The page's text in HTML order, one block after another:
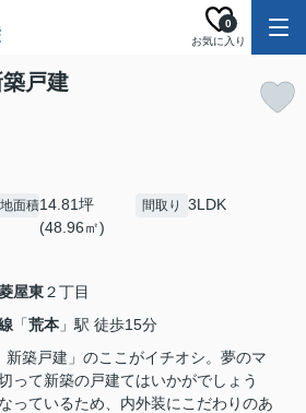
お気に入り
0
戸建
面積14.81坪
(48.96㎡)
間取り 3LDK
屋東２丁目
「荒本 」駅 徒歩15分
築戸建」のここがイチオシ。夢のマ
って新築の戸建てはいかがでしょう
っているため、内外装にこだわりのあ